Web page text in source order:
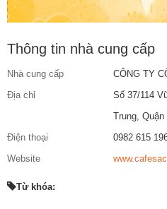
Thông tin nhà cung cấp
Nhà cung cấp
CÔNG TY
Địa chỉ
Số 37/114
Trung,
Điện thoại
0982 615
Website
Từ khóa: